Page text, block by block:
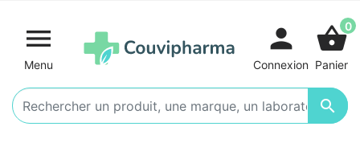

Menu

person
Connexion
shopping_basket0
Panier